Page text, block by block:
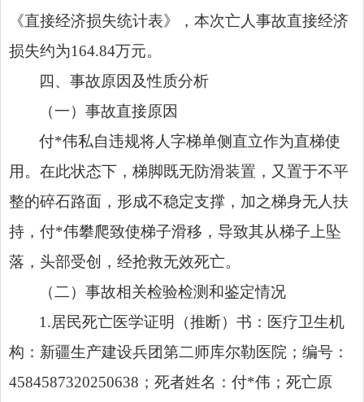
《直接经济损失统计表》，本次亡人事故直接经济
损失约为164.84万元。
四、事故原因及性质分析
（一）事故直接原因
付*伟私自违规将人字梯单侧直立作为直梯使
用。在此状态下，梯脚既无防滑装置，又置于不平
整的碎石路面，形成不稳定支撑，加之梯身无人扶
持，付*伟攀爬致使梯子滑移，导致其从梯子上坠
落，头部受创，经抢救无效死亡。
（二）事故相关检验检测和鉴定情况
1.居民死亡医学证明（推断）书：医疗卫生机
构：新疆生产建设兵团第二师库尔勒医院；编号：
4584587320250638；死者姓名：付*伟；死亡原